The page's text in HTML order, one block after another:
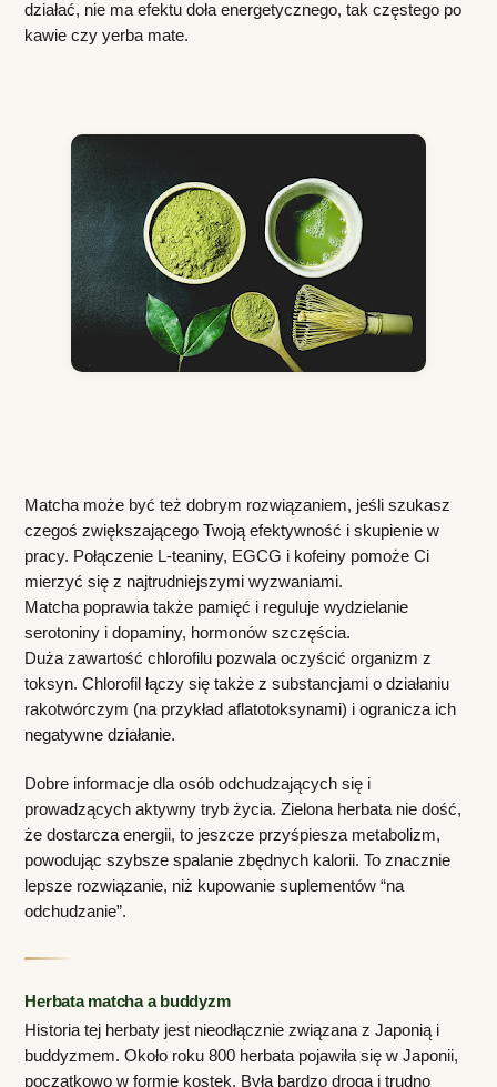
działać, nie ma efektu doła energetycznego, tak częstego po
kawie czy yerba mate.
Matcha może być też dobrym rozwiązaniem, jeśli szukasz
czegoś zwiększającego Twoją efektywność i skupienie w
pracy. Połączenie L-teaniny, EGCG i kofeiny pomoże Ci
mierzyć się z najtrudniejszymi wyzwaniami.
Matcha poprawia także pamięć i reguluje wydzielanie
serotoniny i dopaminy, hormonów szczęścia.
Duża zawartość chlorofilu pozwala oczyścić organizm z
toksyn. Chlorofil łączy się także z substancjami o działaniu
rakotwórczym (na przykład aflatotoksynami) i ogranicza ich
negatywne działanie.
Dobre informacje dla osób odchudzających się i
prowadzących aktywny tryb życia. Zielona herbata nie dość,
że dostarcza energii, to jeszcze przyśpiesza metabolizm,
powodując szybsze spalanie zbędnych kalorii. To znacznie
lepsze rozwiązanie, niż kupowanie suplementów “na
odchudzanie”.
Herbata matcha a buddyzm
Historia tej herbaty jest nieodłącznie związana z Japonią i
buddyzmem. Około roku 800 herbata pojawiła się w Japonii,
początkowo w formie kostek. Była bardzo droga i trudno